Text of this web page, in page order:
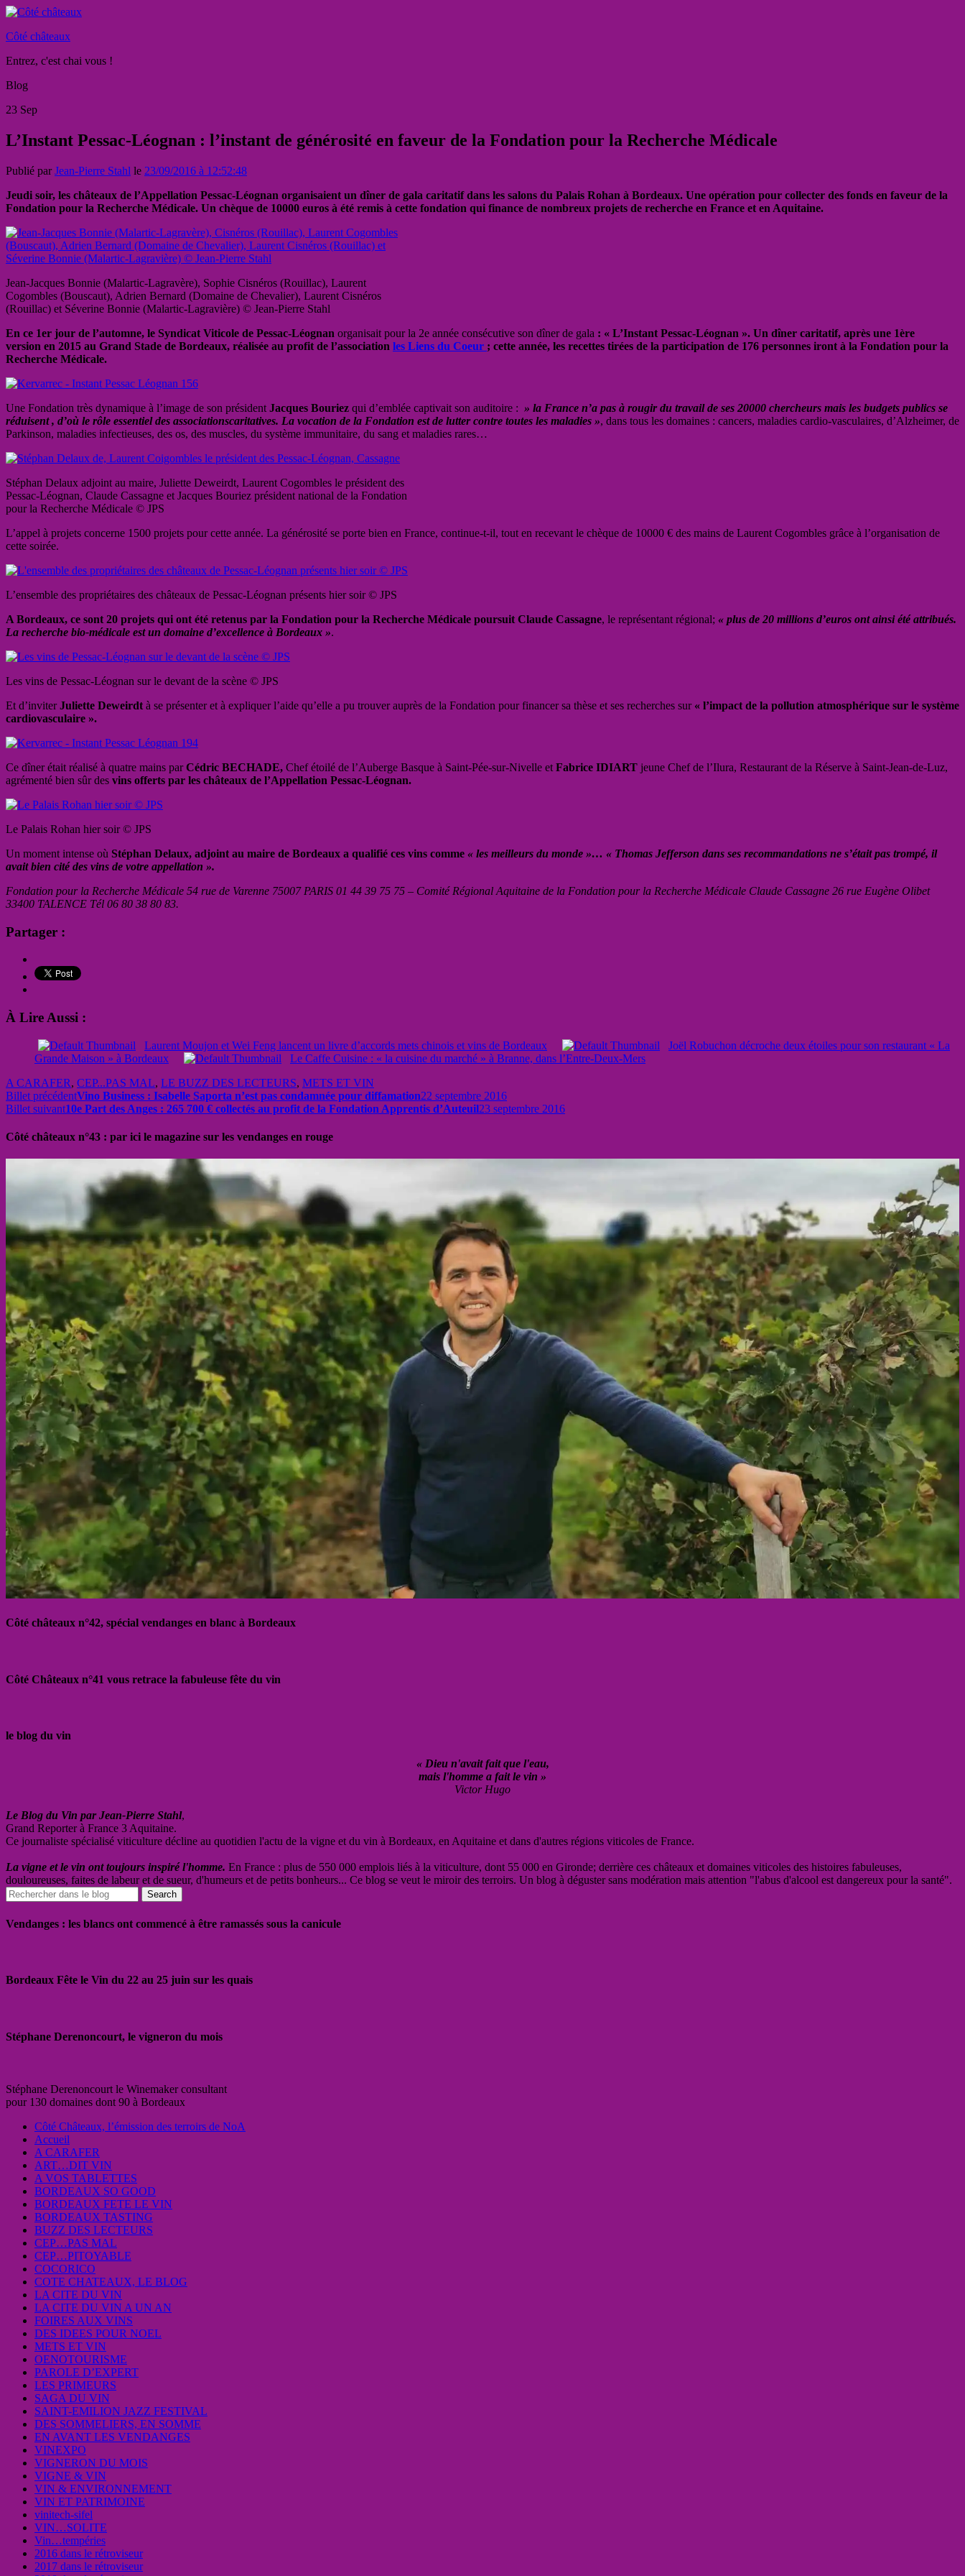
Côté châteaux
Entrez, c'est chai vous !
Blog
23 Sep
L’Instant Pessac-Léognan : l’instant de générosité en faveur de la Fondation pour la Recherche Médicale
Publié parJean-Pierre Stahl le 23/09/2016 à 12:52:48
Jeudi soir, les châteaux de l’Appellation Pessac-Léognan organisaient un dîner de gala caritatif dans les salons du Palais Rohan à Bordeaux. Une opération pour collecter des fonds en faveur de la
Fondation pour la Recherche Médicale. Un chèque de 10000 euros à été remis à cette fondation qui finance de nombreux projets de recherche en France et en Aquitaine.
Jean-Jacques Bonnie (Malartic-Lagravère), Sophie Cisnéros (Rouillac), Laurent
Cogombles (Bouscaut), Adrien Bernard (Domaine de Chevalier), Laurent Cisnéros
(Rouillac) et Séverine Bonnie (Malartic-Lagravière) © Jean-Pierre Stahl
En ce 1er jour de l’automne, le Syndicat Viticole de Pessac-Léognan organisait pour la 2e année consécutive son dîner de gala : « L’Instant Pessac-Léognan ». Un dîner caritatif, après une 1ère
version en 2015 au Grand Stade de Bordeaux, réalisée au profit de l’association les Liens du Coeur ; cette année, les recettes tirées de la participation de 176 personnes iront à la Fondation pour la
Recherche Médicale.
Une Fondation très dynamique à l’image de son président Jacques Bouriez qui d’emblée captivait son auditoire : » la France n’a pas à rougir du travail de ses 20000 chercheurs mais les budgets publics se
réduisent , d’où le rôle essentiel des associationscaritatives. La vocation de la Fondation est de lutter contre toutes les maladies », dans tous les domaines : cancers, maladies cardio-vasculaires, d’Alzheimer, de
Parkinson, maladies infectieuses, des os, des muscles, du système immunitaire, du sang et maladies rares…
Stéphan Delaux adjoint au maire, Juliette Deweirdt, Laurent Cogombles le président des
Pessac-Léognan, Claude Cassagne et Jacques Bouriez président national de la Fondation
pour la Recherche Médicale © JPS
L’appel à projets concerne 1500 projets pour cette année. La générosité se porte bien en France, continue-t-il, tout en recevant le chèque de 10000 € des mains de Laurent Cogombles grâce à l’organisation de
cette soirée.
L’ensemble des propriétaires des châteaux de Pessac-Léognan présents hier soir © JPS
A Bordeaux, ce sont 20 projets qui ont été retenus par la Fondation pour la Recherche Médicale poursuit Claude Cassagne, le représentant régional; « plus de 20 millions d’euros ont ainsi été attribués.
La recherche bio-médicale est un domaine d’excellence à Bordeaux ».
Les vins de Pessac-Léognan sur le devant de la scène © JPS
Et d’inviterJuliette Deweirdt à se présenter et à expliquer l’aide qu’elle a pu trouver auprès de la Fondation pour financer sa thèse et ses recherches sur « l’impact de la pollution atmosphérique sur le système
cardiovasculaire ».
Ce dîner était réalisé à quatre mains parCédric BECHADE, Chef étoilé de l’Auberge Basque à Saint-Pée-sur-Nivelle et Fabrice IDIART jeune Chef de l’Ilura, Restaurant de la Réserve à Saint-Jean-de-Luz,
agrémenté bien sûr des vins offerts par les châteaux de l’Appellation Pessac-Léognan.
Le Palais Rohan hier soir © JPS
Un moment intense où Stéphan Delaux, adjoint au maire de Bordeaux a qualifié ces vins comme « les meilleurs du monde »… « Thomas Jefferson dans ses recommandations ne s’était pas trompé, il
avait bien cité des vins de votre appellation ».
Fondation pour la Recherche Médicale 54 rue de Varenne 75007 PARIS 01 44 39 75 75 – Comité Régional Aquitaine de la Fondation pour la Recherche Médicale Claude Cassagne 26 rue Eugène Olibet
33400 TALENCE Tél 06 80 38 80 83.
Partager :
À Lire Aussi :
Laurent Moujon et Wei Feng lancent un livre d’accords mets chinois et vins de Bordeaux
Joël Robuchon décroche deux étoiles pour son restaurant « La
Grande Maison » à Bordeaux
Le Caffe Cuisine : « la cuisine du marché » à Branne, dans l’Entre-Deux-Mers
A CARAFER, CEP...PAS MAL, LE BUZZ DES LECTEURS, METS ET VIN
Billet précédentVino Business : Isabelle Saporta n’est pas condamnée pour diffamation22 septembre 2016
Billet suivant10e Part des Anges : 265 700 € collectés au profit de la Fondation Apprentis d’Auteuil23 septembre 2016
Côté châteaux n°43 : par ici le magazine sur les vendanges en rouge
Côté châteaux n°42, spécial vendanges en blanc à Bordeaux
Côté Châteaux n°41 vous retrace la fabuleuse fête du vin
le blog du vin
« Dieu n'avait fait que l'eau,
mais l'homme a fait le vin »
Victor Hugo
Le Blog du Vin par Jean-Pierre Stahl,
Grand Reporter à France 3 Aquitaine.
Ce journaliste spécialisé viticulture décline au quotidien l'actu de la vigne et du vin à Bordeaux, en Aquitaine et dans d'autres régions viticoles de France.
La vigne et le vin ont toujours inspiré l'homme. En France : plus de 550 000 emplois liés à la viticulture, dont 55 000 en Gironde; derrière ces châteaux et domaines viticoles des histoires fabuleuses,
douloureuses, faites de labeur et de sueur, d'humeurs et de petits bonheurs... Ce blog se veut le miroir des terroirs. Un blog à déguster sans modération mais attention "l'abus d'alcool est dangereux pour la santé".
Vendanges : les blancs ont commencé à être ramassés sous la canicule
Bordeaux Fête le Vin du 22 au 25 juin sur les quais
Stéphane Derenoncourt, le vigneron du mois
Stéphane Derenoncourt le Winemaker consultant
pour 130 domaines dont 90 à Bordeaux
Côté Châteaux, l’émission des terroirs de NoA
Accueil
A CARAFER
ART…DIT VIN
A VOS TABLETTES
BORDEAUX SO GOOD
BORDEAUX FETE LE VIN
BORDEAUX TASTING
BUZZ DES LECTEURS
CEP…PAS MAL
CEP…PITOYABLE
COCORICO
COTE CHATEAUX, LE BLOG
LA CITE DU VIN
LA CITE DU VIN A UN AN
FOIRES AUX VINS
DES IDEES POUR NOEL
METS ET VIN
OENOTOURISME
PAROLE D’EXPERT
LES PRIMEURS
SAGA DU VIN
SAINT-EMILION JAZZ FESTIVAL
DES SOMMELIERS, EN SOMME
EN AVANT LES VENDANGES
VINEXPO
VIGNERON DU MOIS
VIGNE & VIN
VIN & ENVIRONNEMENT
VIN ET PATRIMOINE
vinitech-sifel
VIN…SOLITE
Vin…tempéries
2016 dans le rétroviseur
2017 dans le rétroviseur